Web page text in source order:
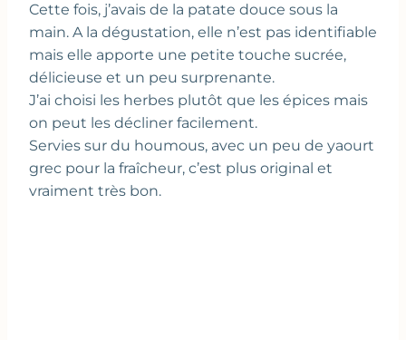
Cette fois, j’avais de la patate douce sous la
main. A la dégustation, elle n’est pas identifiable
mais elle apporte une petite touche sucrée,
délicieuse et un peu surprenante.
J’ai choisi les herbes plutôt que les épices mais
on peut les décliner facilement.
Servies sur du houmous, avec un peu de yaourt
grec pour la fraîcheur, c’est plus original et
vraiment très bon.